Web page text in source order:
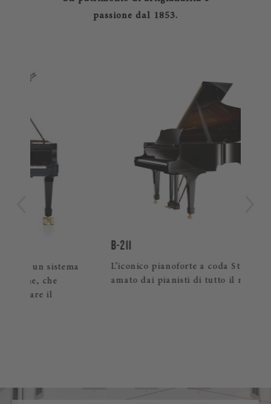
passione dal 1853.
L’iconico pianoforte a coda Steinway
amato dai pianisti di tutto il mondo.